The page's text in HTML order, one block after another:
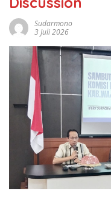
Sudarmono
3 Juli 2026